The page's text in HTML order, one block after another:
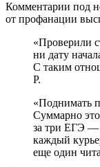
Комментарии под
от профанации
«Проверили
ни дату
С таким
Р.
«Поднимать
Суммарно
за три ЕГЭ —
каждый
еще один